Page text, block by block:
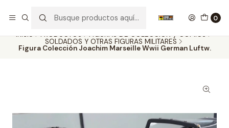
0
Inicio PRODUCTOS
FIGURAS DE COLECCIÓN y COMICS
SOLDADOS Y OTRAS FIGURAS MILITARES
Figura Colección Joachim Marseille Wwii German Luftw.